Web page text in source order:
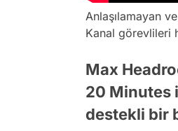
Anlaşılamayan
Kanal görevlileri
Max
20 Minutes
destekli bir